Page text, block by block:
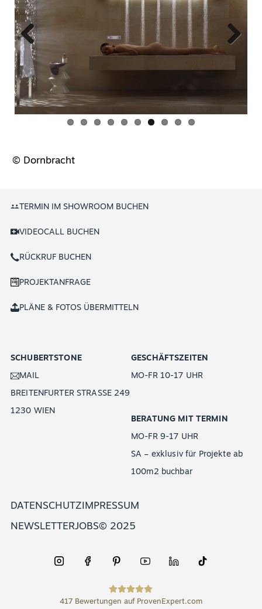
Previous Next
© Dornbracht
TERMIN IM SHOWROOM BUCHEN
VIDEOCALL BUCHEN
RÜCKRUF BUCHEN
PROJEKTANFRAGE
PLÄNE & FOTOS ÜBERMITTELN
SCHUBERTSTONE
MAIL
BREITENFURTER STRASSE 249
1230 WIEN
GESCHÄFTSZEITEN
MO-FR 10-17 UHR
BERATUNG MIT TERMIN
MO-FR 9-17 UHR
SA – exklusiv für Projekte ab
100m2 buchbar
DATENSCHUTZIMPRESSUM
NEWSLETTERJOBS© 2025
417 Bewertungen auf ProvenExpert.com